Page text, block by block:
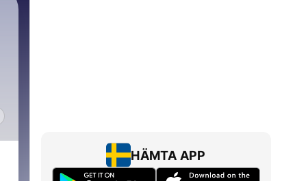
HÄMTA APP